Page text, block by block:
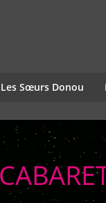
Les Sœurs Donou